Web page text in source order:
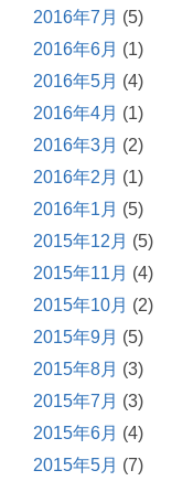
2016年7月 (5)
2016年6月 (1)
2016年5月 (4)
2016年4月 (1)
2016年3月 (2)
2016年2月 (1)
2016年1月 (5)
2015年12月 (5)
2015年11月 (4)
2015年10月 (2)
2015年9月 (5)
2015年8月 (3)
2015年7月 (3)
2015年6月 (4)
2015年5月 (7)